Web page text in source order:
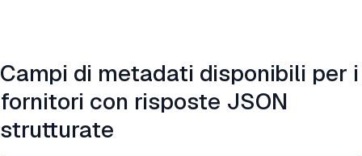
Campi di metadati disponibili per i
fornitori con risposte JSON
strutturate